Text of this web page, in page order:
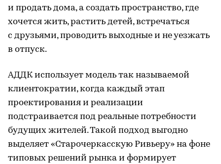
и продать дома, а создать пространство, где
хочется жить, растить детей, встречаться
с друзьями, проводить выходные и не уезжать
в отпуск.
АДДК использует модель так называемой
клиентократии, когда каждый этап
проектирования и реализации
подстраивается под реальные потребности
будущих жителей. Такой подход выгодно
выделяет «Старочеркасскую Ривьеру» на фоне
типовых решений рынка и формирует